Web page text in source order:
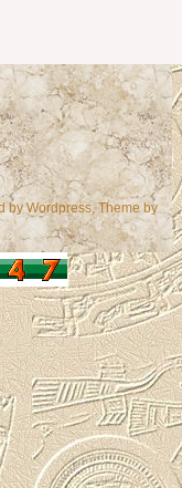
byWordpress, Theme by